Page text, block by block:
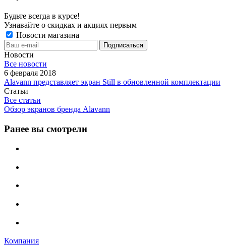
Будьте всегда в курсе!
Узнавайте о скидках и акциях первым
Новости магазина
Новости
Все новости
6 февраля 2018
Alavann представляет экран Still в обновленной комплектации
Статьи
Все статьи
Обзор экранов бренда Alavann
Ранее вы смотрели
Компания